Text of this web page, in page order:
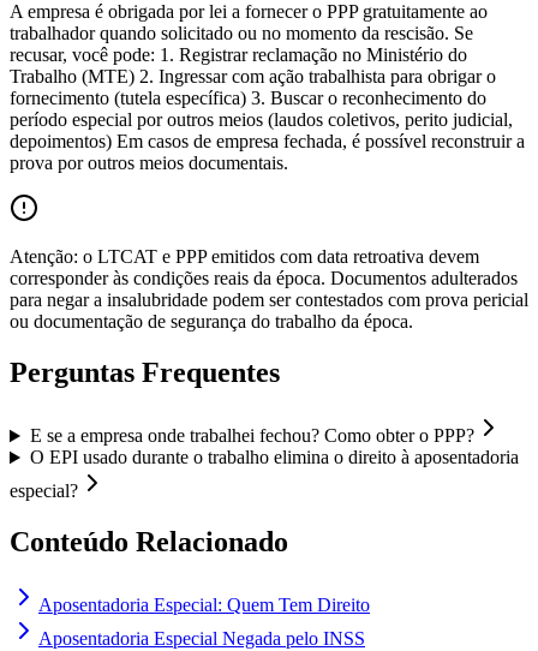
A empresa é obrigada por lei a fornecer o PPP gratuitamente ao
trabalhador quando solicitado ou no momento da rescisão. Se
recusar, você pode: 1. Registrar reclamação no Ministério do
Trabalho (MTE) 2. Ingressar com ação trabalhista para obrigar o
fornecimento (tutela específica) 3. Buscar o reconhecimento do
período especial por outros meios (laudos coletivos, perito judicial,
depoimentos) Em casos de empresa fechada, é possível reconstruir a
prova por outros meios documentais.
Atenção: o LTCAT e PPP emitidos com data retroativa devem
corresponder às condições reais da época. Documentos adulterados
para negar a insalubridade podem ser contestados com prova pericial
ou documentação de segurança do trabalho da época.
Perguntas Frequentes
E se a empresa onde trabalhei fechou? Como obter o PPP?
O EPI usado durante o trabalho elimina o direito à aposentadoria
especial?
Conteúdo Relacionado
Aposentadoria Especial: Quem Tem Direito
Aposentadoria Especial Negada pelo INSS